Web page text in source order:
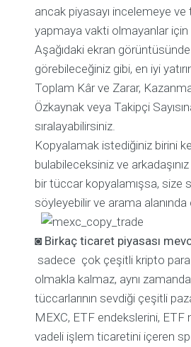
ancak piyasayı incelemeye ve
yapmaya vakti olmayanlar için
Aşağıdaki ekran
görebileceğiniz gibi, en iyi
Toplam Kâr ve Zarar,
Özkaynak veya Takipçi
sıralayabilirsiniz.
Kopyalamak istediğiniz birini
bulabileceksiniz ve
bir tüccar kopyalamışsa, size
söyleyebilir ve arama alanında
◙ Birkaç ticaret piyasası
sadece çok çeşitli kripto
olmakla kalmaz, aynı
tüccarlarının sevdiği çeşitli
MEXC, ETF endekslerini, ETF
vadeli işlem ticaretini içeren